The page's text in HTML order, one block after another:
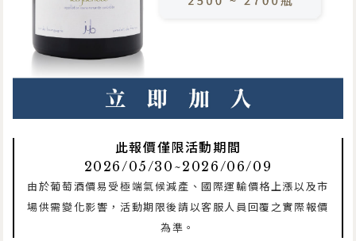
此報價僅限活動期間
2026/05/30~2026/06/09
由於葡萄酒價易受極端氣候減產、國際運輸價格上漲以及市
場供需變化影響，活動期限後請以客服人員回覆之實際報價
為準。